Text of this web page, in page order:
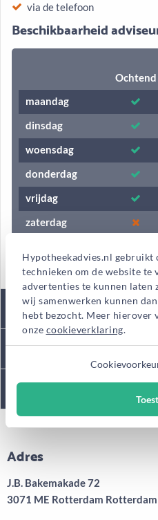
Hypotheekadvies.nl gebruikt
technieken om de website te
advertenties te kunnen laten
wij samenwerken kunnen
hebt bezocht. Meer hierover
onze cookieverklaring.
via de telefoon
Beschikbaarheid
Ochtend
maandag
dinsdag
woensdag
donderdag
vrijdag
zaterdag
Tarieven
Kantooromschrijving
Diensten
Adres
J.B. Bakemakade 72
3071 ME Rotterdam Rotterdam